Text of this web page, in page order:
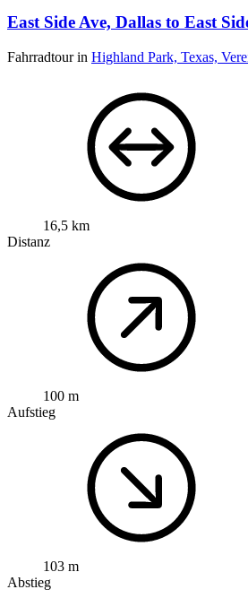
East Side Ave, Dallas to East
Fahrradtour in Highland Park, Texas,
16,5 km
Distanz
100 m
Aufstieg
103 m
Abstieg